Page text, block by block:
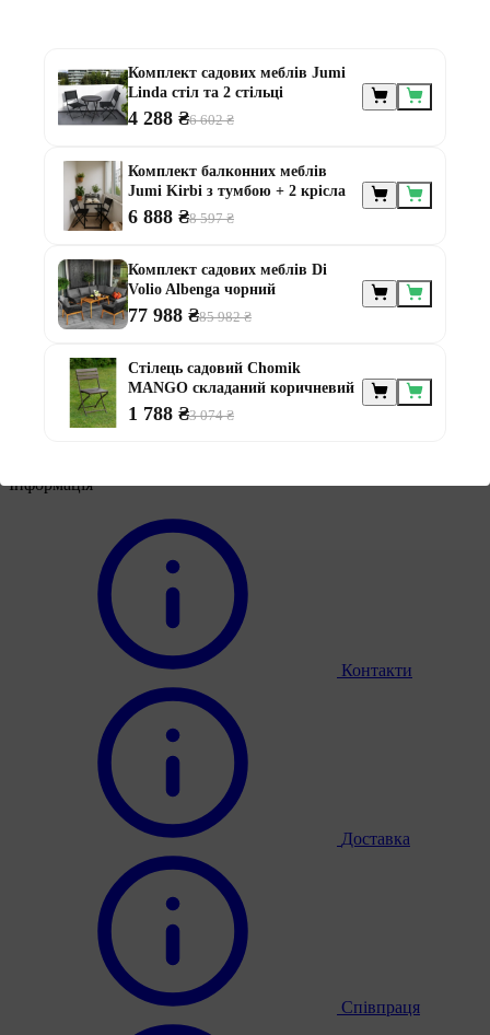
Меблі для балконів
Меблі для дачі
Меблі для тераси
Модульні меблі з ротанга
Інформація
Контакти
Доставка
Співпраця
Комплект садових меблів Jumi
Linda стіл та 2 стільці
4 288 ₴6 602 ₴
Комплект балконних меблів
Jumi Kirbi з тумбою + 2 крісла
6 888 ₴8 597 ₴
Комплект садових меблів Di
Volio Albenga чорний
77 988 ₴85 982 ₴
Стілець садовий Chomik
MANGO складаний коричневий
1 788 ₴3 074 ₴